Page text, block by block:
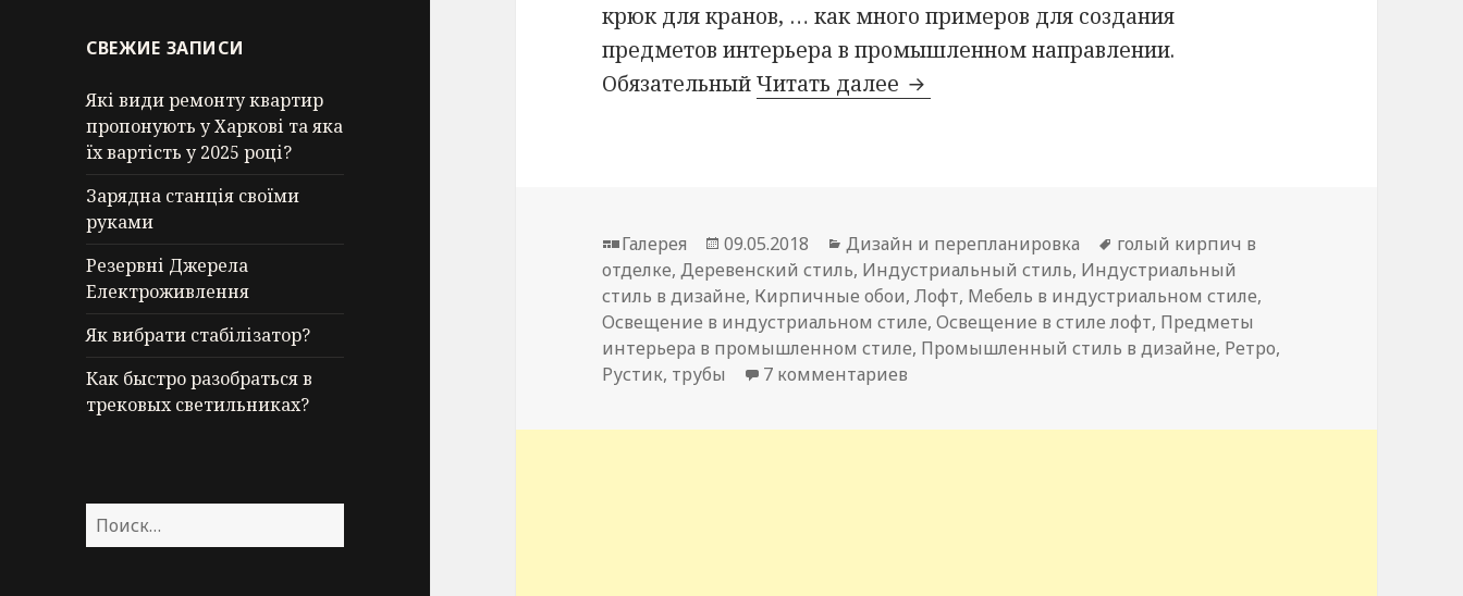
СВЕЖИЕ ЗАПИСИ
Які види ремонту квартир
пропонують у Харкові та яка
їх вартість у 2025 році?
Зарядна станція своїми
руками
Резервні Джерела
Електроживлення
Як вибрати стабілізатор?
Как быстро разобраться в
трековых светильниках?
Найти:
крюк для кранов, … как много примеров для создания
предметов интерьера в промышленном направлении.
ОбязательныйЧитать далее Индустриальный стиль в дизайне
Формат
Галерея Опубликовано
09.05.2018 Рубрики
Дизайн и перепланировка Метки
голый кирпич в
отделке,Деревенский стиль, Индустриальный стиль, Индустриальный
стиль в дизайне, Кирпичные обои,Лофт, Мебель в индустриальном стиле,
Освещение в индустриальном стиле,Освещение в стиле лофт, Предметы
интерьера в промышленном стиле, Промышленный стиль в дизайне, Ретро,
Рустик, трубы 7 комментариев